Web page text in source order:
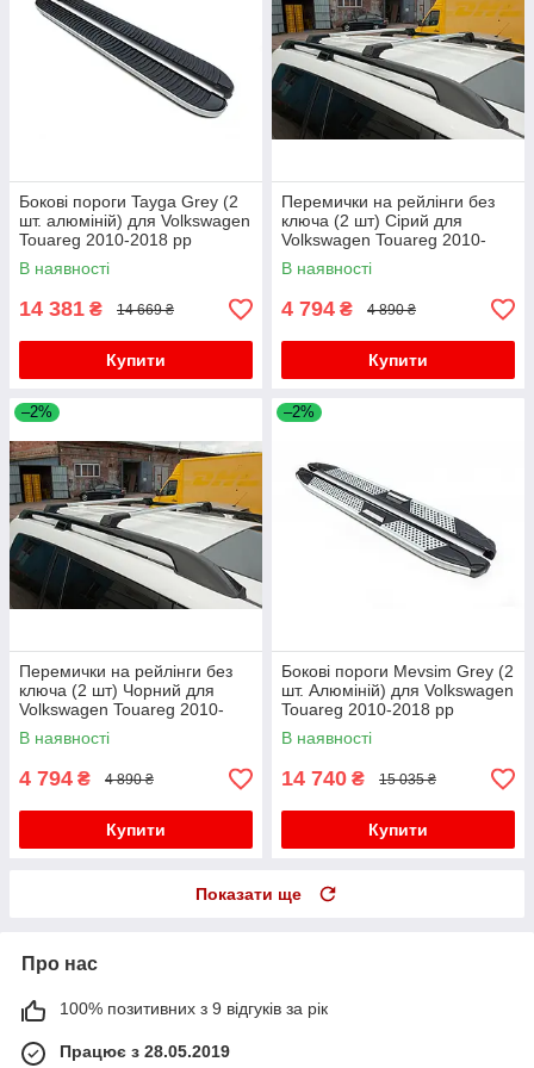
Бокові пороги Tayga Grey (2
шт. алюміній) для Volkswagen
Touareg 2010-2018 рр
В наявності
14 381 ₴ 14 669 ₴
Купити
Перемички на рейлінги без
ключа (2 шт) Сірий для
Volkswagen Touareg 2010-
2018 рр
В наявності
4 794 ₴ 4 890 ₴
Купити
–2%
Перемички на рейлінги без
ключа (2 шт) Чорний для
Volkswagen Touareg 2010-
2018 рр
В наявності
4 794 ₴ 4 890 ₴
Купити
–2%
Бокові пороги Mevsim Grey (2
шт. Алюміній) для Volkswagen
Touareg 2010-2018 рр
В наявності
14 740 ₴ 15 035 ₴
Купити
Показати ще
Про нас
100% позитивних з 9 відгуків за рік
Працює з 28.05.2019